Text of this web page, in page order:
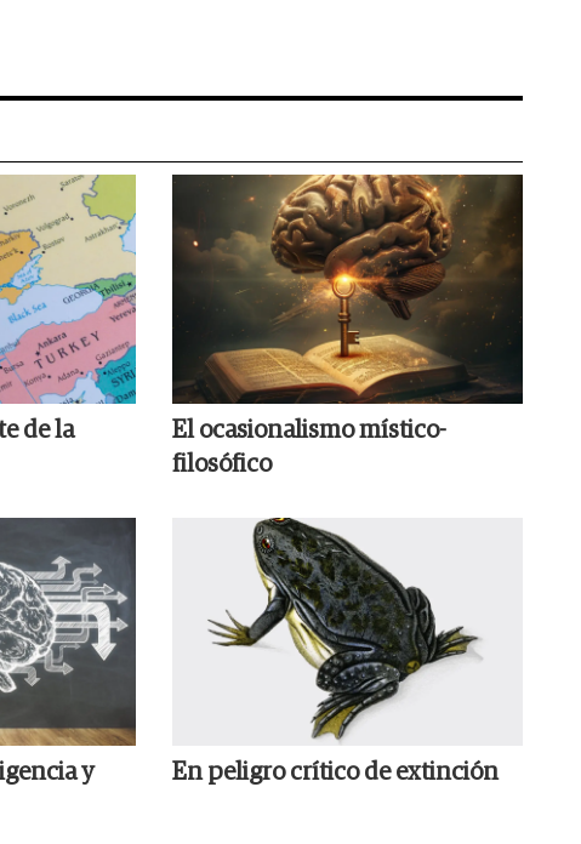
de la
El ocasionalismo místico-
filosófico
y
En peligro crítico de extinción